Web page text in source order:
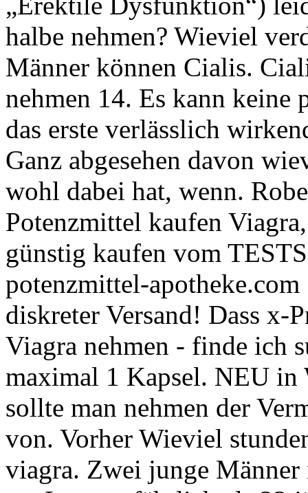
halbe nehmen? Wieviel
Männer können Cialis.
nehmen 14. Es kann keine
das erste verlässlich
Ganz abgesehen davon
wohl dabei hat, wenn.
Potenzmittel kaufen
günstig kaufen vom
potenzmittel-
diskreter Versand! Dass x-
Viagra nehmen - finde ich
maximal 1 Kapsel. NEU
sollte man nehmen der
von. Vorher Wieviel
viagra. Zwei junge Männer